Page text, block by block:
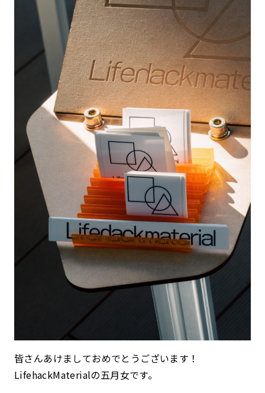
皆さんあけましておめでとうございます！
LifehackMaterialの五月女です。